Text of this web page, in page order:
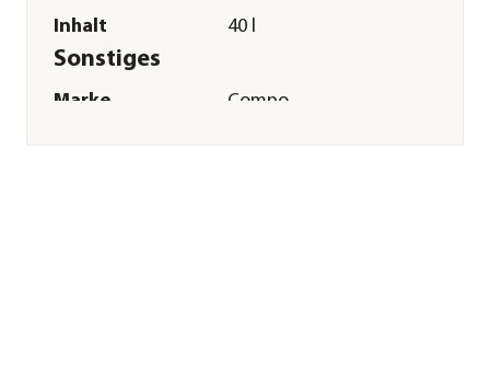
Inhalt 40 l
Sonstiges
Marke
Compo